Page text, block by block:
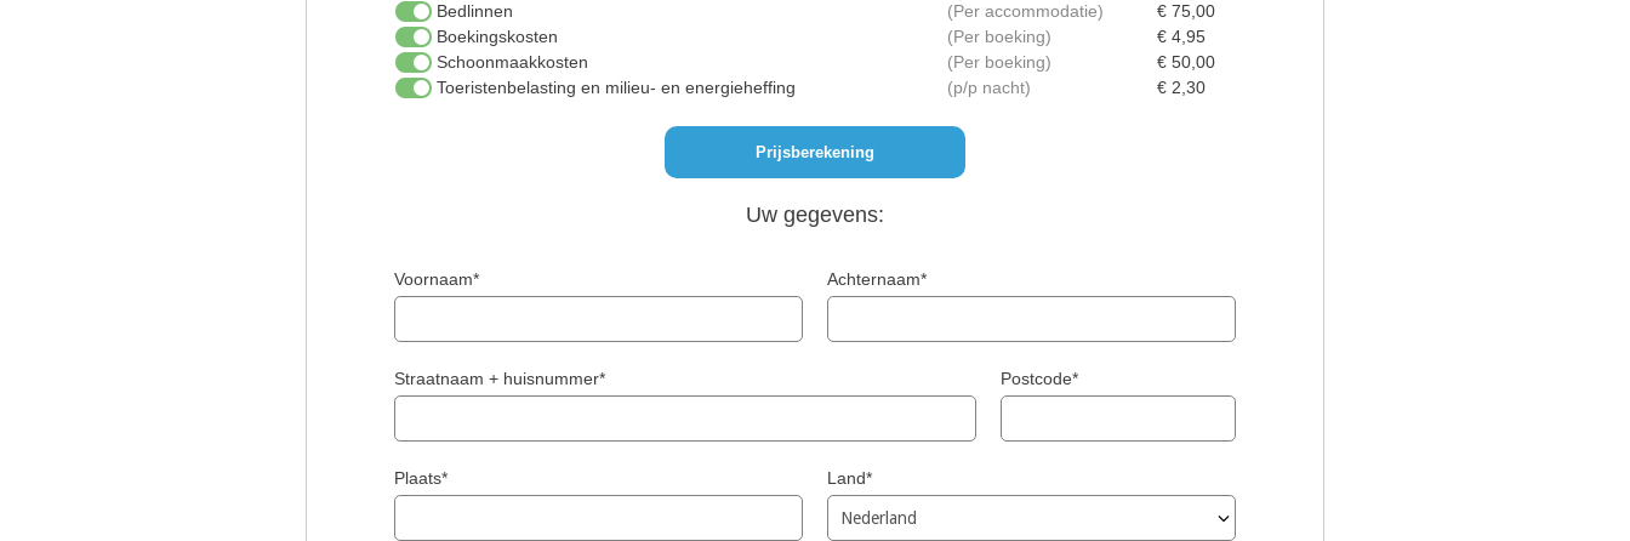
Bedlinnen Per accommodatie
€ 75,00
Boekingskosten
Per boeking
€ 4,95
Schoonmaakkosten
Per boeking
€ 50,00
Toeristenbelasting en milieu- en energieheffing
p/p nacht € 2,30
Uw gegevens:
Voornaam* Achternaam*
Straatnaam + huisnummer* Postcode*
Plaats* Land*